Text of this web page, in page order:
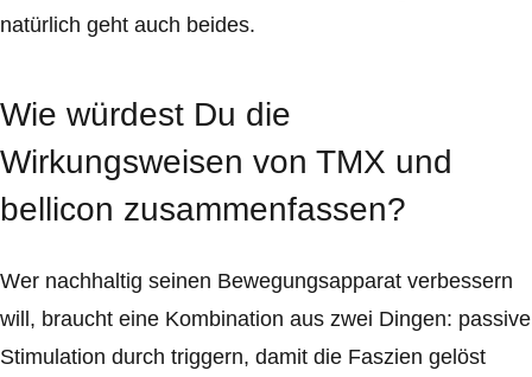
natürlich geht auch beides.
Wie würdest Du die
Wirkungsweisen von TMX und
bellicon zusammenfassen?
Wer nachhaltig seinen Bewegungsapparat verbessern
will, braucht eine Kombination aus zwei Dingen: passive
Stimulation durch triggern, damit die Faszien gelöst